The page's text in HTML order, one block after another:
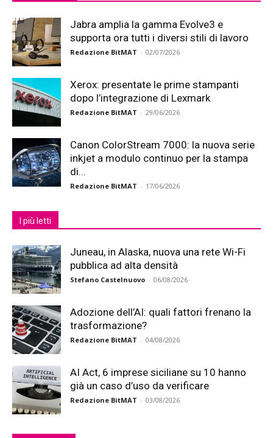
Jabra amplia la gamma Evolve3 e
supporta ora tutti i diversi stili di lavoro
Redazione BitMAT - 02/07/2026
Xerox: presentate le prime stampanti
dopo l’integrazione di Lexmark
Redazione BitMAT - 29/06/2026
Canon ColorStream 7000: la nuova serie
inkjet a modulo continuo per la stampa
di...
Redazione BitMAT - 17/06/2026
I più letti
Juneau, in Alaska, nuova una rete Wi-Fi
pubblica ad alta densità
Stefano Castelnuovo - 06/08/2026
Adozione dell’AI: quali fattori frenano la
trasformazione?
Redazione BitMAT - 04/08/2026
AI Act, 6 imprese siciliane su 10 hanno
già un caso d’uso da verificare
Redazione BitMAT - 03/08/2026